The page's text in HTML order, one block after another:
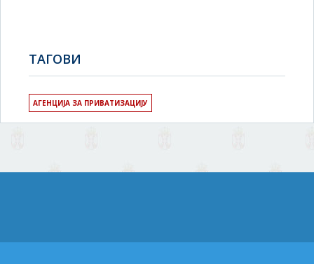
TAГОВИ
АГЕНЦИЈА ЗА ПРИВАТИЗАЦИЈУ